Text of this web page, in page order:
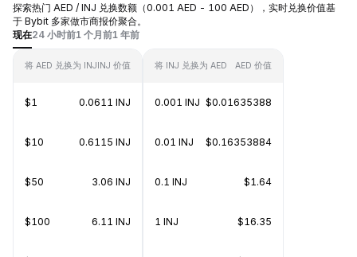
探索热门 AED / INJ 兑换数额（0.001 AED - 100 AED），实时兑换价值基
于 Bybit 多家做市商报价聚合。
现在24 小时前1 个月前1 年前
将 AED 兑换为 INJINJ 价值
$1 0.0611 INJ
$10 0.6115 INJ
$50 3.06 INJ
$100 6.11 INJ
将 INJ 兑换为 AED AED 价值
0.001 INJ $0.01635388
0.01 INJ $0.16353884
0.1 INJ $1.64
1 INJ $16.35